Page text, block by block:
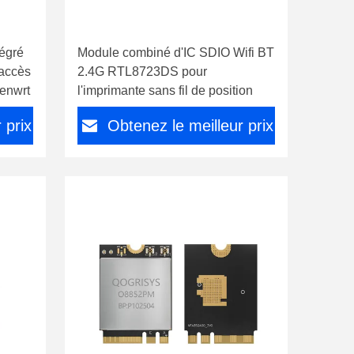
prix
Module combiné d'IC SDIO Wifi BT
2.4G RTL8723DS pour
l'imprimante sans fil de position
Obtenez le meilleur prix